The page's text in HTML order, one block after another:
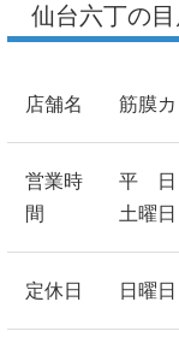
仙台六丁の
店舗名 筋膜
営業時
間
平 日
土曜
定休日 日曜